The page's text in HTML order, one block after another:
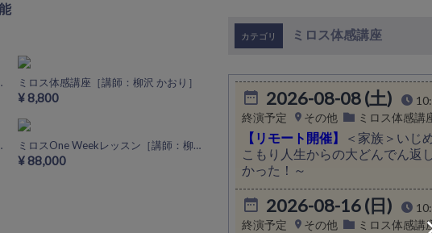
Neo Sense ミロス体感講座［講師：柳沢 かおり］
¥ 8,800
り］NJE ミロスOne Weekレッスン［講師：柳沢 かおり］
¥ 88,000
ミロス体感講座
2026-08-08 (土)
終演予定
その他 ミロス体感講
【リモート開催】
＜家族＞いじ
こもり人生からの大どんでん返
かった！～
2026-08-16 (日)
終演予定
その他 ミロス体感講